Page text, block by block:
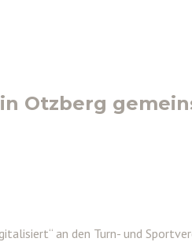
Otzberg
an den Turn- und